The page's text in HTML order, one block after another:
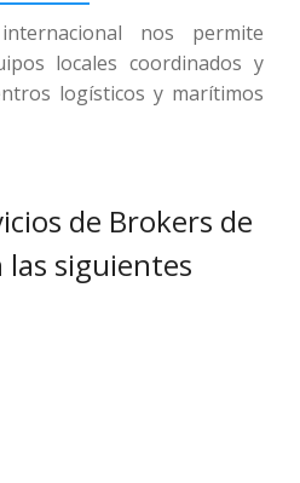
nos permite
locales coordinados y
logísticos y marítimos
de Brokers de
siguientes